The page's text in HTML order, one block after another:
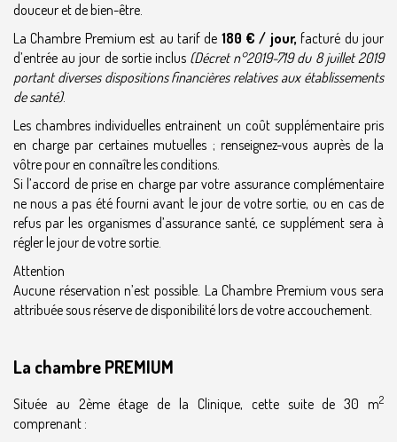
douceur et de bien-être.
La Chambre Premium est au tarif de 180 € / jour,facturé du jour
d’entrée au jour de sortie inclus (Décret n°2019-719 du 8 juillet 2019
portant diverses dispositions financières relatives aux établissements
de santé).
Les chambres individuelles entrainent un coût supplémentaire pris
en charge par certaines mutuelles ; renseignez-vous auprès de la
vôtre pour en connaître les conditions.
Si l’accord de prise en charge par votre assurance complémentaire
ne nous a pas été fourni avant le jour de votre sortie, ou en cas de
refus par les organismes d’assurance santé, ce supplément sera à
régler le jour de votre sortie.
Attention
Aucune réservation n’est possible. La Chambre Premium vous sera
attribuée sous réserve de disponibilité lors de votre accouchement.
La chambre PREMIUM
Située au 2ème étage de la Clinique, cette suite de 30 m2
comprenant :